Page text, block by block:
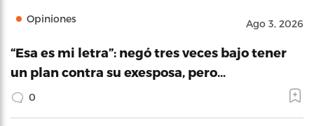
Opiniones Ago 3, 2026
“Esa es mi letra”: negó tres veces bajo tener
un plan contra su exesposa, pero…
0